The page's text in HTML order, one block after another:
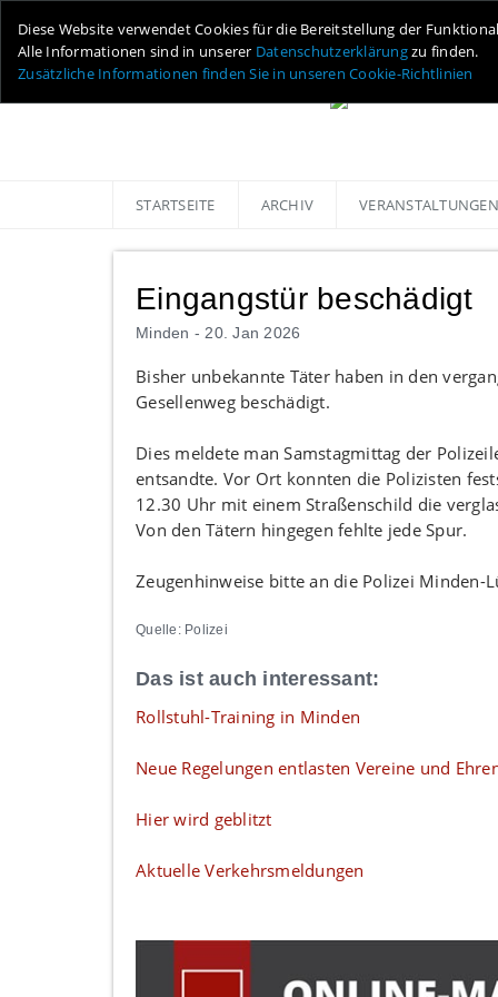
Diese Website verwendet Cookies für die Bereitstellung der
Alle Informationen sind in unserer Datenschutzerklärungzu finden.
Zusätzliche Informationen finden Sie in unseren Cookie-Richtlinien
STARTSEITE ARCHIV VERANSTALTUNGEN
Eingangstür beschädigt
Minden - 20. Jan 2026
Bisher unbekannte Täter haben in den
Gesellenweg beschädigt.
Dies meldete man Samstagmittag der
entsandte. Vor Ort konnten die Polizisten
12.30 Uhr mit einem Straßenschild die
Von den Tätern hingegen fehlte jede Spur.
Zeugenhinweise bitte an die Polizei Minden-
Quelle: Polizei
Das ist auch interessant:
Rollstuhl-Training in Minden
Neue Regelungen entlasten Vereine und
Hier wird geblitzt
Aktuelle Verkehrsmeldungen